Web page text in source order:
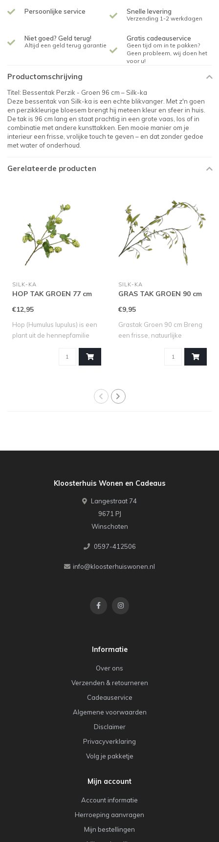
Persoonlijke service Snelle levering
Verzending 1-2 werkdagen
Niet goed? Geld terug!
Altijd een geld terug garantie
Gratis cadeauservice
Geen tijd om in te pakken?
Geen probleem, wij doen het
voor u!
Productomschrijving
Titel: Bessentak Perzik - Groen 96 cm – Silk-ka
Deze bessentak van Silk-ka is een echte blikvanger. Met z'n goen
en perzikkleurige bloesem brengt hij meteen kleur en sfeer in huis.
De tak is 96 cm lang en staat prachtig in een grote vaas, los of in
combinatie met andere kunsttakken. Een mooie manier om je
interieur een frisse, vrolijke touch te geven – en dat zonder gedoe
met water of onderhoud.
Gerelateerde producten
SILK-KA
HOP TAK GROEN 77 cm
€12,95
Hop (Humulus lupulus) is een
plant uit de hennepfamilie
SILK-KA
GRAS TAK GROEN 90 cm
€9,95
Grastak Groen 90 cm Breng
een frisse, natuurlijke
Kloosterhuis Wonen en Cadeaus
Langestraat 74
9671 PJ
Winschoten
0597-412506
info@kloosterhuiswonen.nl
Informatie
Over ons
Verzenden & retourneren
Cadeauservice
Algemene voorwaarden
Disclaimer
Privacyverklaring
Volg je pakketje
Mijn account
Account informatie
Herroeping aanvragen
Mijn bestellingen